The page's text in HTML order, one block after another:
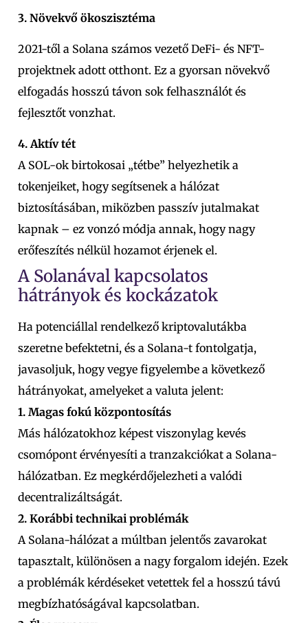
3. Növekvő ökoszisztéma
2021-től a Solana számos vezető DeFi- és NFT-
projektnek adott otthont. Ez a gyorsan növekvő
elfogadás hosszú távon sok felhasználót és
fejlesztőt vonzhat.
4. Aktív tét
A SOL-ok birtokosai „tétbe” helyezhetik a
tokenjeiket, hogy segítsenek a hálózat
biztosításában, miközben passzív jutalmakat
kapnak – ez vonzó módja annak, hogy nagy
erőfeszítés nélkül hozamot érjenek el.
A Solanával kapcsolatos
hátrányok és kockázatok
Ha potenciállal rendelkező kriptovalutákba
szeretne befektetni, és a Solana-t fontolgatja,
javasoljuk, hogy vegye figyelembe a következő
hátrányokat, amelyeket a valuta jelent:
1. Magas fokú központosítás
Más hálózatokhoz képest viszonylag kevés
csomópont érvényesíti a tranzakciókat a Solana-
hálózatban. Ez megkérdőjelezheti a valódi
decentralizáltságát.
2. Korábbi technikai problémák
A Solana-hálózat a múltban jelentős zavarokat
tapasztalt, különösen a nagy forgalom idején. Ezek
a problémák kérdéseket vetettek fel a hosszú távú
megbízhatóságával kapcsolatban.